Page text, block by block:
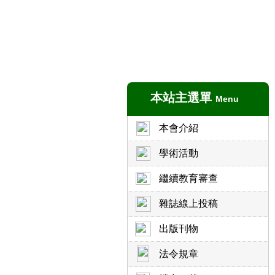
本站主選單 Menu
本會介紹
學術活動
繼續教育審查
雜誌線上投稿
出版刊物
法令規章